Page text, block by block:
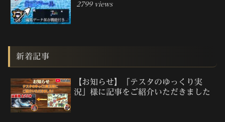
2799 views
新着記事
【お知らせ】「テスタのゆっくり実
況」様に記事をご紹介いただきました